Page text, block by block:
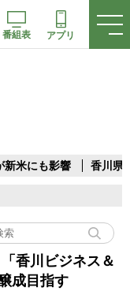
番組表 アプリ
新米にも影響 香川県
香川ビジネス＆
成目指す